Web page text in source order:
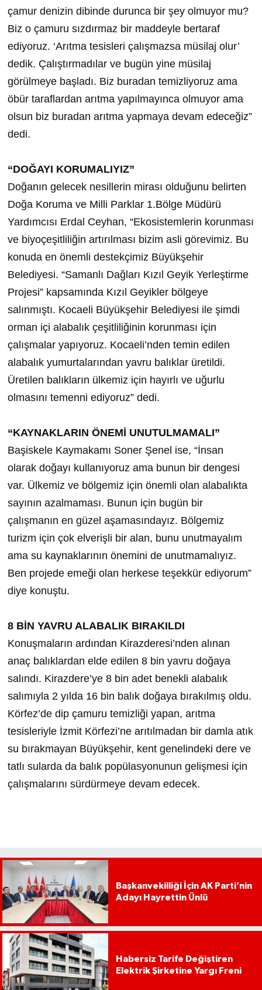
çamur denizin dibinde durunca bir şey olmuyor mu?
Biz o çamuru sızdırmaz bir maddeyle bertaraf
ediyoruz. ‘Arıtma tesisleri çalışmazsa müsilaj olur’
dedik. Çalıştırmadılar ve bugün yine müsilaj
görülmeye başladı. Biz buradan temizliyoruz ama
öbür taraflardan arıtma yapılmayınca olmuyor ama
olsun biz buradan arıtma yapmaya devam edeceğiz”
dedi.
“DOĞAYI KORUMALIYIZ”
Doğanın gelecek nesillerin mirası olduğunu belirten
Doğa Koruma ve Milli Parklar 1.Bölge Müdürü
Yardımcısı Erdal Ceyhan, “Ekosistemlerin korunması
ve biyoçeşitliliğin artırılması bizim asli görevimiz. Bu
konuda en önemli destekçimiz Büyükşehir
Belediyesi. “Samanlı Dağları Kızıl Geyik Yerleştirme
Projesi” kapsamında Kızıl Geyikler bölgeye
salınmıştı. Kocaeli Büyükşehir Belediyesi ile şimdi
orman içi alabalık çeşitliliğinin korunması için
çalışmalar yapıyoruz. Kocaeli’nden temin edilen
alabalık yumurtalarından yavru balıklar üretildi.
Üretilen balıkların ülkemiz için hayırlı ve uğurlu
olmasını temenni ediyoruz” dedi.
“KAYNAKLARIN ÖNEMİ UNUTULMAMALI”
Başiskele Kaymakamı Soner Şenel ise, “İnsan
olarak doğayı kullanıyoruz ama bunun bir dengesi
var. Ülkemiz ve bölgemiz için önemli olan alabalıkta
sayının azalmaması. Bunun için bugün bir
çalışmanın en güzel aşamasındayız. Bölgemiz
turizm için çok elverişli bir alan, bunu unutmayalım
ama su kaynaklarının önemini de unutmamalıyız.
Ben projede emeği olan herkese teşekkür ediyorum”
diye konuştu.
8 BİN YAVRU ALABALIK BIRAKILDI
Konuşmaların ardından Kirazderesi’nden alınan
anaç balıklardan elde edilen 8 bin yavru doğaya
salındı. Kirazdere’ye 8 bin adet benekli alabalık
salımıyla 2 yılda 16 bin balık doğaya bırakılmış oldu.
Körfez’de dip çamuru temizliği yapan, arıtma
tesisleriyle İzmit Körfezi’ne arıtılmadan bir damla atık
su bırakmayan Büyükşehir, kent genelindeki dere ve
tatlı sularda da balık popülasyonunun gelişmesi için
çalışmalarını sürdürmeye devam edecek.
Başkanvekilliği İçin AK Parti’nin
Adayı Hayrettin Ünlü
Habersiz Tarife Değiştiren
Elektrik Şirketine Yargı Freni